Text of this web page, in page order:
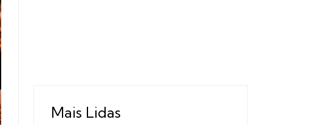
Mais Lidas